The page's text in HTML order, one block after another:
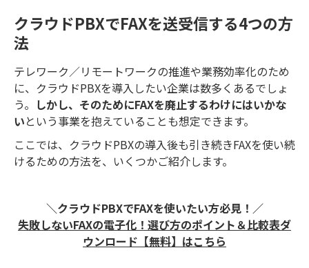
クラウドPBXでFAXを送受信する4つの方
法
テレワーク／リモートワークの推進や業務効率化のため
に、クラウドPBXを導入したい企業は数多くあるでしょ
う。 しかし、そのためにFAXを廃止するわけにはいかな
いという事業を抱えていることも想定できます。
ここでは、クラウドPBXの導入後も引き続きFAXを使い続
けるための方法を、いくつかご紹介します。
＼クラウドPBXでFAXを使いたい方必見！／
失敗しないFAXの電子化！ 選び方のポイント＆比較表ダ
ウンロード【無料】はこちら